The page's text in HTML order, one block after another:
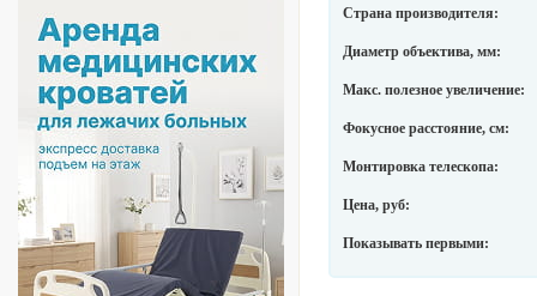
Страна производителя:
Диаметр объектива, мм:
Макс. полезное увеличение:
Фокусное расстояние, см:
Монтировка телескопа:
Цена, руб:
Показывать первыми: